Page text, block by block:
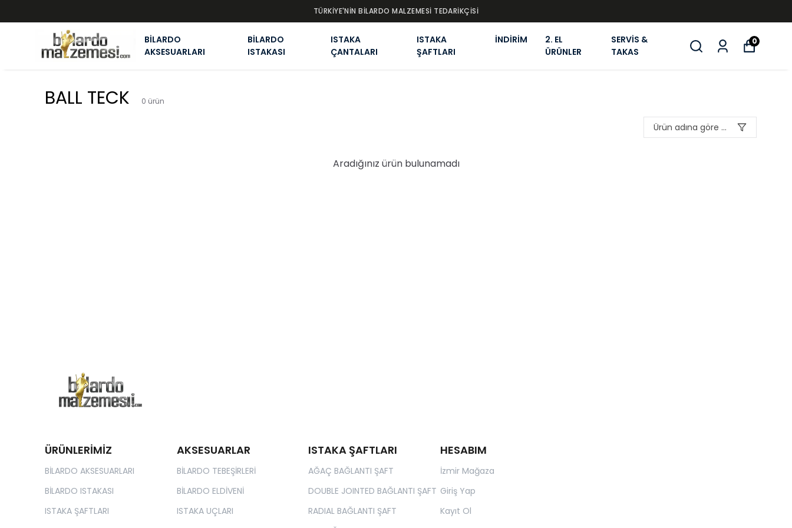
TÜRKİYE'NİN BİLARDO MALZEMESİ TEDARİKÇİSİ
BİLARDO
AKSESUARLARI
BİLARDO
ISTAKASI
ISTAKA
ÇANTALARI
ISTAKA
ŞAFTLARI
İNDİRİM
2. EL
ÜRÜNLER
SERVİS &
TAKAS
0
BALL TECK 0 ürün
Ürün adına göre A-Z
Aradığınız ürün bulunamadı
ÜRÜNLERİMİZ
BİLARDO AKSESUARLARI
BİLARDO ISTAKASI
ISTAKA ŞAFTLARI
AKSESUARLAR
BİLARDO TEBEŞİRLERİ
BİLARDO ELDİVENİ
ISTAKA UÇLARI
ISTAKA ŞAFTLARI
AĞAÇ BAĞLANTI ŞAFT
DOUBLE JOINTED BAĞLANTI ŞAFT
RADIAL BAĞLANTI ŞAFT
HESABIM
İzmir Mağaza
Giriş Yap
Kayıt Ol